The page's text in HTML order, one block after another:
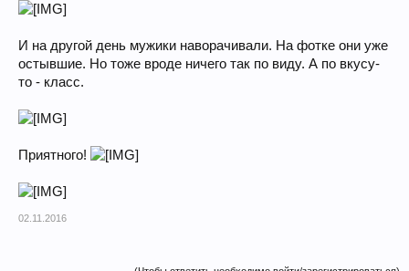
И на другой день мужики наворачивали. На фотке они уже
остывшие. Но тоже вроде ничего так по виду. А по вкусу-
то - класс.
Приятного!
02.11.2016